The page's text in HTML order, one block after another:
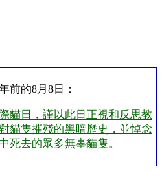
前的8月8日：
貓日，謹以此日正視和反思教
貓隻摧殘的黑暗歷史，並悼念
死去的眾多無辜貓隻。